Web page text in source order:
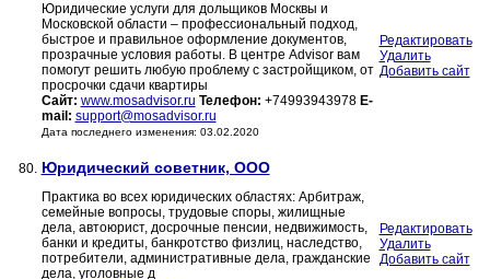
Юридические услуги для дольщиков Москвы и
Московской области – профессиональный подход,
быстрое и правильное оформление документов,
прозрачные условия работы. В центре Advisor вам
помогут решить любую проблему с застройщиком, от
просрочки сдачи квартиры
Сайт: www.mosadvisor.ru Телефон: +74993943978 E-
mail: support@mosadvisor.ru
Дата последнего изменения: 03.02.2020
Редактировать
Удалить
Добавить сайт
80. Юридический советник, ООО
Практика во всех юридических областях: Арбитраж,
семейные вопросы, трудовые споры, жилищные
дела, автоюрист, досрочные пенсии, недвижимость,
банки и кредиты, банкротство физлиц, наследство,
потребители, административные дела, гражданские
дела, уголовные д
Редактировать
Удалить
Добавить сайт